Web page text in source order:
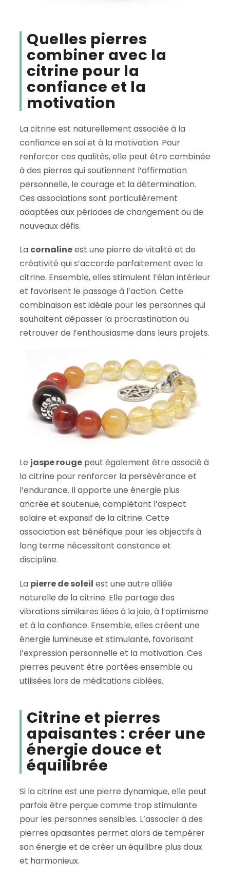
Quelles pierres
combiner avec la
citrine pour la
confiance et la
motivation
La citrine est naturellement associée à la
confiance en soi et à la motivation. Pour
renforcer ces qualités, elle peut être combinée
à des pierres qui soutiennent l’affirmation
personnelle, le courage et la détermination.
Ces associations sont particulièrement
adaptées aux périodes de changement ou de
nouveaux défis.
La cornalineest une pierre de vitalité et de
créativité qui s’accorde parfaitement avec la
citrine. Ensemble, elles stimulent l’élan intérieur
et favorisent le passage à l’action. Cette
combinaison est idéale pour les personnes qui
souhaitent dépasser la procrastination ou
retrouver de l’enthousiasme dans leurs projets.
Le jaspe rouge peut également être associé à
la citrine pour renforcer la persévérance et
l’endurance. Il apporte une énergie plus
ancrée et soutenue, complétant l’aspect
solaire et expansif de la citrine. Cette
association est bénéfique pour les objectifs à
long terme nécessitant constance et
discipline.
La pierre de soleil est une autre alliée
naturelle de la citrine. Elle partage des
vibrations similaires liées à la joie, à l’optimisme
et à la confiance. Ensemble, elles créent une
énergie lumineuse et stimulante, favorisant
l’expression personnelle et la motivation. Ces
pierres peuvent être portées ensemble ou
utilisées lors de méditations ciblées.
Citrine et pierres
apaisantes : créer une
énergie douce et
équilibrée
Si la citrine est une pierre dynamique, elle peut
parfois être perçue comme trop stimulante
pour les personnes sensibles. L’associer à des
pierres apaisantes permet alors de tempérer
son énergie et de créer un équilibre plus doux
et harmonieux.